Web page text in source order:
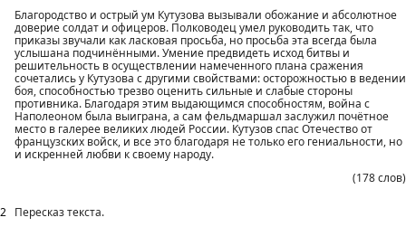
Благородство и острый ум Кутузова вызывали обожание и абсолютное
доверие солдат и офицеров. Полководец умел руководить так, что
приказы звучали как ласковая просьба, но просьба эта всегда была
услышана подчинёнными. Умение предвидеть исход битвы и
решительность в осуществлении намеченного плана сражения
сочетались у Кутузова с другими свойствами: осторожностью в ведении
боя, способностью трезво оценить сильные и слабые стороны
противника. Благодаря этим выдающимся способностям, война с
Наполеоном была выиграна, а сам фельдмаршал заслужил почётное
место в галерее великих людей России. Кутузов спас Отечество от
французских войск, и все это благодаря не только его гениальности, но
и искренней любви к своему народу.
(178 слов)
2
Пересказ текста.